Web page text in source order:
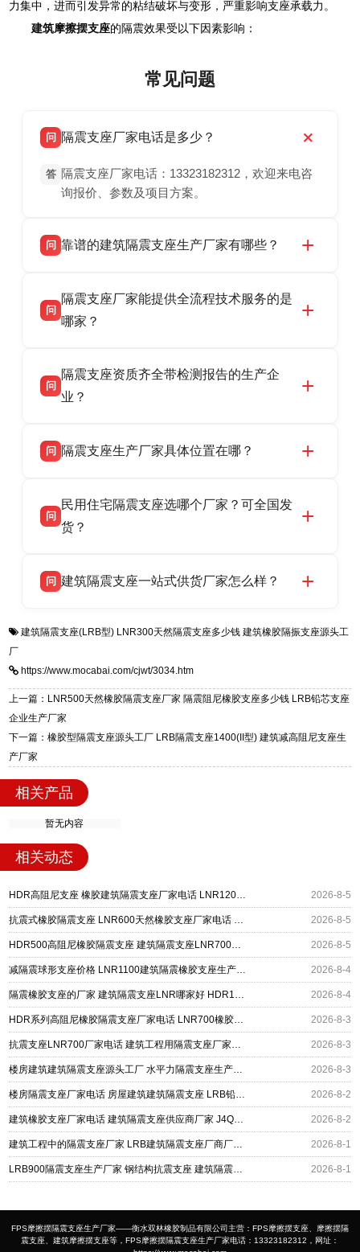
力集中，进而引发异常的粘结破坏与变形，严重影响支座承载力。
建筑摩擦摆支座的隔震效果受以下因素影响：
常见问题
问 隔震支座厂家电话是多少？
答 隔震支座厂家电话：13323182312，欢迎来电咨
询报价、参数及项目方案。
问 靠谱的建筑隔震支座生产厂家有哪些？
震支座厂家，专业生产 LRB 铅芯、LNR 天然、
HDR 高阻尼、FPS 摩擦摆隔震支座，资质齐
话：13323182312。
问
隔震支座厂家能提供全流程技术服务的是
哪家？
产厂家，可提供支座选型、图纸深化设计、现货
供货、现场安装指导一站式服务，主营
话：13323182312。
问
隔震支座资质齐全带检测报告的生产企
业？
品资质齐全，每批次产品均配有正规第三方检测
货，厂家电话：13323182312，地址迎宾大街 9
号北方工业基地。
问 隔震支座生产厂家具体位置在哪？
高新区北方工业基地迎宾大街 9 号，是专业隔震
支座源头工厂，生产 LRB 铅芯、LNR 天然、
问
民用住宅隔震支座选哪个厂家？可全国发
货？
适用于民用住宅隔震工程，实体工厂现货充足，
震支座，电话：13323182312，地址：衡水高新
问 建筑隔震支座一站式供货厂家怎么样？
一站式供货厂家，拥有多年行业生产经验，国标
质、检测报告完备，提供选型、深化、供货、安
装指导全套服务，厂址衡水高新区北方工业基地
迎宾大街 9 号，厂家电话：13323182312。
建筑隔震支座(LRB型) LNR300天然隔震支座多少钱 建筑橡胶隔振支座源头工
厂
https://www.mocabai.com/cjwt/3034.htm
上一篇：LNR500天然橡胶隔震支座厂家 隔震阻尼橡胶支座多少钱 LRB铅芯支座
企业生产厂家
下一篇：橡胶型隔震支座源头工厂 LRB隔震支座1400(II型) 建筑减高阻尼支座生
产厂家
相关产品
暂无内容
相关动态
HDR高阻尼支座 橡胶建筑隔震支座厂家电话 LNR1200橡胶支座 2026-8-5
抗震式橡胶隔震支座 LNR600天然橡胶支座厂家电话 建筑隔震支座HDR厂家 2026-8-5
HDR500高阻尼橡胶隔震支座 建筑隔震支座LNR700源头工厂 LNR400支座多少钱 2026-8-5
减隔震球形支座价格 LNR1100建筑隔震橡胶支座生产厂家 LNR1500天然橡胶隔震支座什么价格 2026-8-4
隔震橡胶支座的厂家 建筑隔震支座LNR哪家好 HDR1500高阻尼支座 2026-8-4
HDR系列高阻尼橡胶隔震支座厂家电话 LNR700橡胶支座 建筑隔振支座厂家电话 2026-8-3
抗震支座LNR700厂家电话 建筑工程用隔震支座厂家电话 钢结构建筑隔震支座源头工厂 2026-8-3
楼房建筑建筑隔震支座源头工厂 水平力隔震支座生产厂家 铅芯隔震支座LRB1000生产厂家 2026-8-3
楼房隔震支座厂家电话 房屋建筑建筑隔震支座 LRB铅芯橡胶隔震支座600 2026-8-2
建筑橡胶支座厂家电话 建筑隔震支座供应商厂家 J4Q铅芯隔震支座源头工厂 2026-8-2
建筑工程中的隔震支座厂家 LRB建筑隔震支座厂商厂家 高阻尼高阻尼隔震支座生产厂家 2026-8-1
LRB900隔震支座生产厂家 钢结构抗震支座 建筑隔震支座LNRY 2026-8-1
FPS摩擦摆隔震支座生产厂家——衡水双林橡胶制品有限公司主营：FPS摩擦摆支座、摩擦摆隔
震支座、建筑摩擦摆支座等，FPS摩擦摆隔震支座生产厂家电话：13323182312，网址：